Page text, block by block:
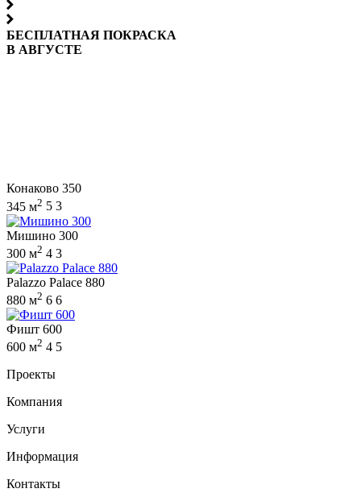
БЕСПЛАТНАЯ ПОКРАСКА
В АВГУСТЕ
Конаково 350
345 м2 5 3
Мишино 300
300 м2 4 3
Palazzo Palace 880
880 м2 6 6
Фишт 600
600 м2 4 5
Проекты
Компания
Услуги
Информация
Контакты